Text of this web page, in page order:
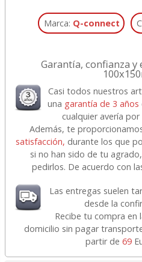
Marca: Q-connect
Garantía, confianza
Casi todos nuestros
una garantía de 3 años
cualquier avería
Además, te
satisfacción, durante los que
si no han sido de tu
pedirlos. De acuerdo con
Las entregas suelen
desde la
Recibe tu compra
domicilio sin pagar
partir de 69